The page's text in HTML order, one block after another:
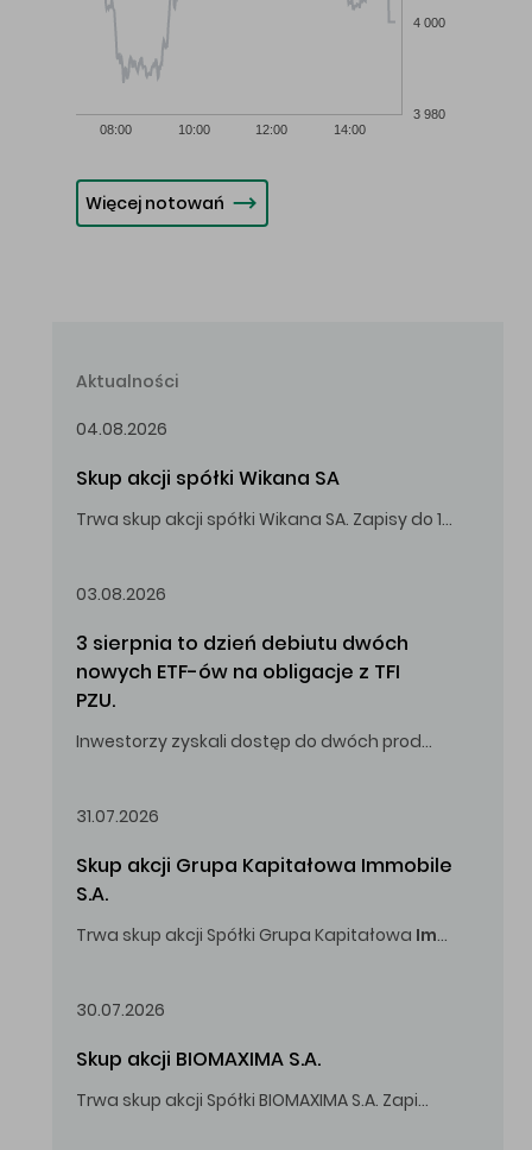
08:00 10:00 12:00 14:00
3 980
4 000
Więcej notowań
Aktualności
04.08.2026
Skup akcji spółki Wikana SA
Trwa skup akcji spółki Wikana SA. Zapisy do 14.08.2026 r. do godz. 16.00.
03.08.2026
3 sierpnia to dzień debiutu dwóch
nowych ETF-ów na obligacje z TFI
PZU.
Inwestorzy zyskali dostęp do dwóch produktów umożliwiających inwestowanie w obligacje skarbowe.
31.07.2026
Skup akcji Grupa Kapitałowa Immobile
S.A.
Trwa skup akcji Spółki Grupa Kapitałowa Immobile
30.07.2026
Skup akcji BIOMAXIMA S.A.
Trwa skup akcji Spółki BIOMAXIMA S.A. Zapisy do 4 sierpnia 2026 r. do godz. 16.00.